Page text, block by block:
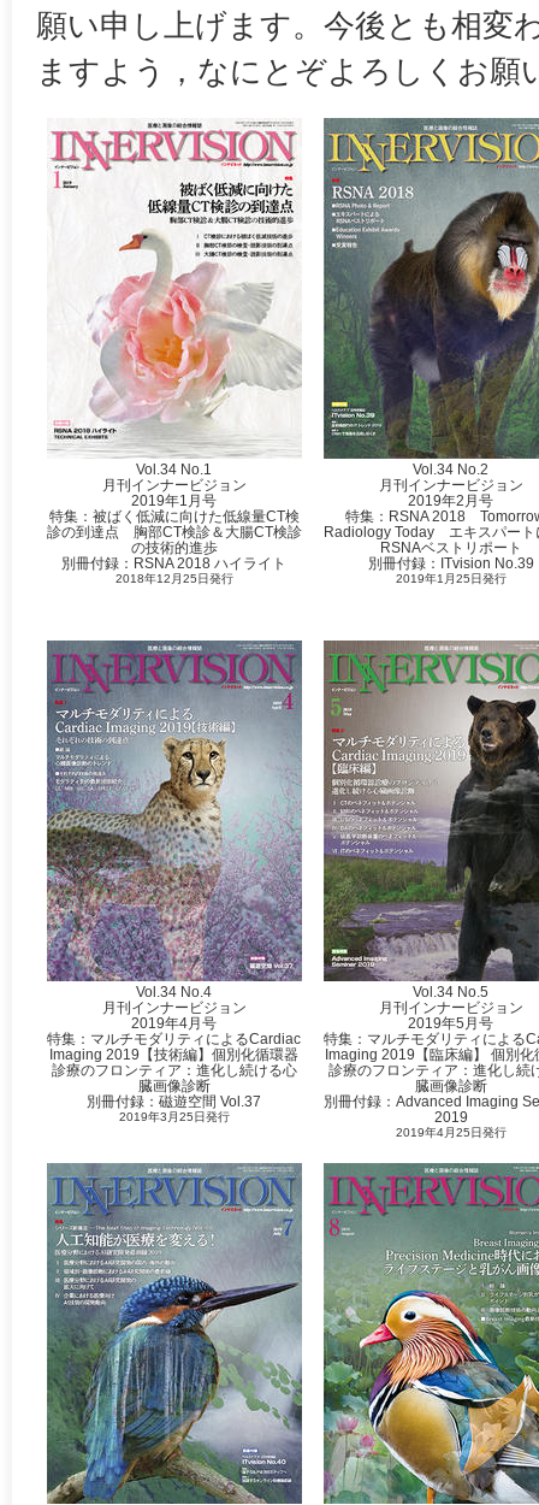
願い申し上げます。今後とも相変
ますよう，なにとぞよろしくお願
Vol.34 No.1
月刊インナービジョン
2019年1月号
特集：被ばく低減に向けた低線量CT検
診の到達点 胸部CT検診＆大腸CT検診
の技術的進歩
別冊付録：RSNA 2018 ハイライト
2018年12月25日発行
Vol.34 No.2
月刊インナービジョン
2019年2月号
特集：RSNA 2018
Radiology Today エキスパート
RSNAベストリポート
別冊付録：ITvision No.39
2019年1月25日発行
Vol.34 No.4
月刊インナービジョン
2019年4月号
特集：マルチモダリティによるCardiac
Imaging 2019【技術編】個別化循環器
診療のフロンティア：進化し続ける心
臓画像診断
別冊付録：磁遊空間 Vol.37
2019年3月25日発行
Vol.34 No.5
月刊インナービジョン
2019年5月号
特集：マルチモダリティによる
Imaging 2019【臨床編】 個別化
診療のフロンティア：進化し続
臓画像診断
別冊付録：Advanced Imaging
2019
2019年4月25日発行